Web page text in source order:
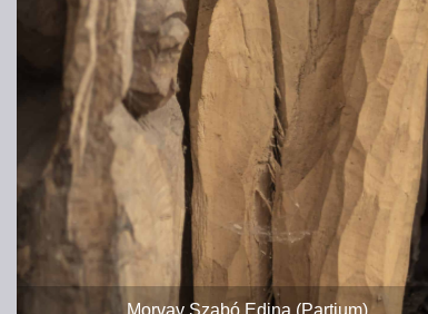
Morvay Szabó Edina (Partium)